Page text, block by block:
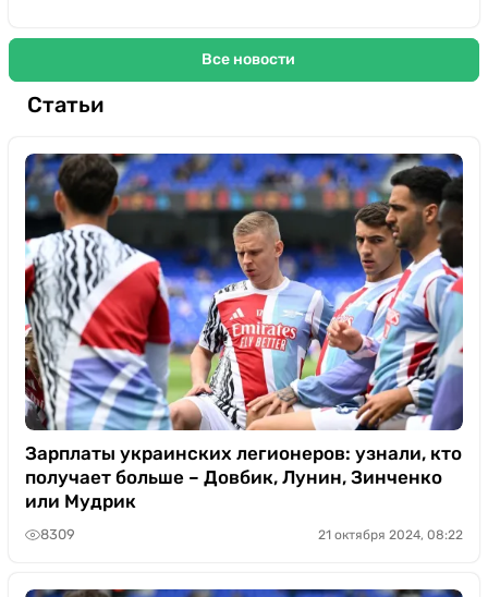
Все новости
Статьи
Зарплаты украинских легионеров: узнали, кто
получает больше – Довбик, Лунин, Зинченко
или Мудрик
8309 21 октября 2024, 08:22